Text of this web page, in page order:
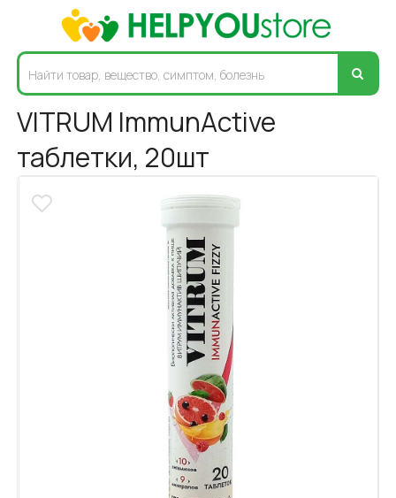
VITRUM ImmunActive
таблетки, 20шт